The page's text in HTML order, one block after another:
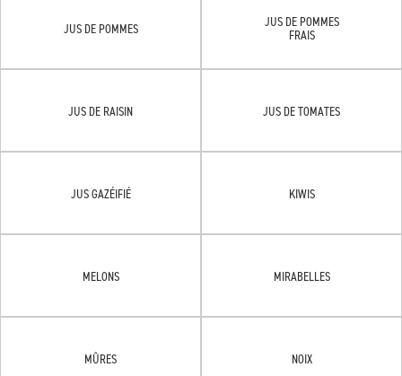
JUS DE POMMES
JUS DE POMMES
FRAIS
JUS DE RAISIN JUS DE TOMATES
JUS GAZÉIFIÉ KIWIS
MELONS MIRABELLES
MÛRES NOIX